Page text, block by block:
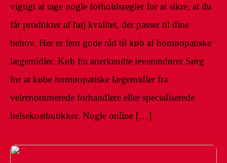
vigtigt at tage nogle forholdsregler for at sikre, at du
får produkter af høj kvalitet, der passer til dine
behov. Her er fem gode råd til køb af homøopatiske
lægemidler. Køb fra anerkendte leverandører Sørg
for at købe homøopatiske lægemidler fra
velrenommerede forhandlere eller specialiserede
helsekostbutikker. Nogle online […]